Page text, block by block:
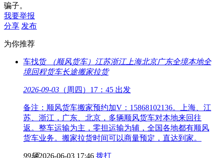
骗子。
我要举报
分享 发布
为你推荐
车找货 （顺风货车）江苏浙江上海北京广东全境本地全
境回程货车长途搬家拉货
2026-09-03 （周四）17：45 出发
备注：顺风货车搬家预约加V：15868102136。上海、江
苏、浙江，广东、北京，多辆顺风货车对本地来回往
返。整车运输为主，零担运输为辅，全国各地都有顺风
货车业务。搬家拉货时间可以商量预定，直达到家。
99辆2026-06-03 17:46 拨打